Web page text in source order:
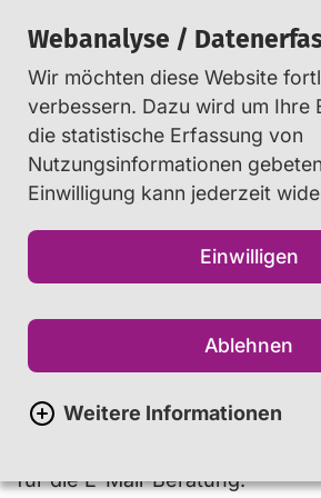
Webanalyse /
Wir möchten diese Website
verbessern. Dazu wird um Ihre
die statistische Erfassung von
Nutzungsinformationen
Einwilligung kann jederzeit
Einwilligen
Ablehnen
Weitere Informationen
Startseite Beratung ... E-
E-Mail-Beratung
Log-in und
für die E-Mail-Beratung: